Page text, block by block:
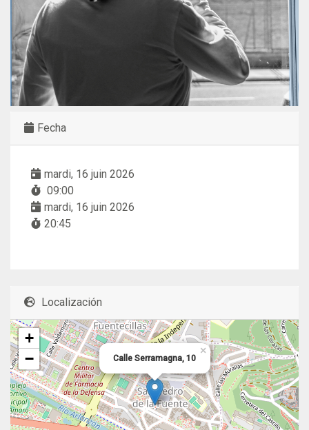
Fecha
mardi, 16 juin 2026
09:00
mardi, 16 juin 2026
20:45
Localización
Calle Serramagna, 10
×
+
−